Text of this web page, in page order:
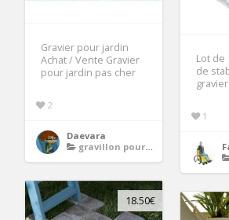
Gravier pour jardin
Achat / Vente Gravier
pour jardin pas cher
2
Daevara
gravillon pour allee
Lot de
de
1
18.50€